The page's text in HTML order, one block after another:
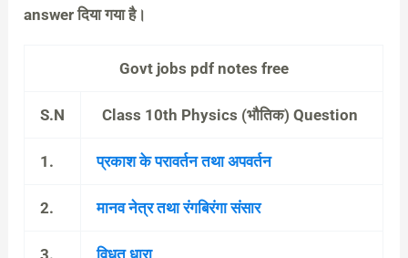
answer दिया गया है।
Govt jobs pdf notes free
S.N Class 10th Physics (भौतिक) Question
1. प्रकाश के परावर्तन तथा अपवर्तन
2. मानव नेत्र तथा रंगबिरंगा संसार